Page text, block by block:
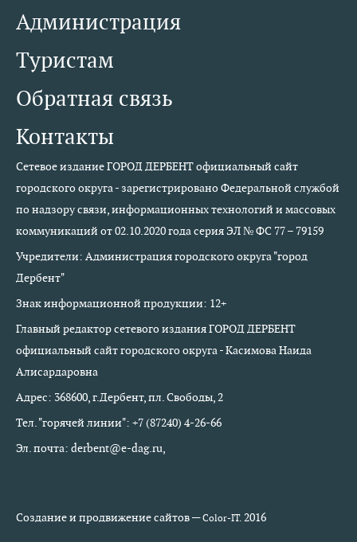
Администрация
Туристам
Обратная связь
Контакты
Сетевое издание ГОРОД ДЕРБЕНТ официальный сайт
городского округа - зарегистрировано Федеральной службой
по надзору связи, информационных технологий и массовых
коммуникаций от 02.10.2020 года серия ЭЛ № ФС 77 – 79159
Учредители: Администрация городского округа "город
Дербент"
Знак информационной продукции: 12+
Главный редактор сетевого издания ГОРОД ДЕРБЕНТ
официальный сайт городского округа - Касимова Наида
Алисардаровна
Адрес: 368600, г.Дербент, пл. Свободы, 2
Тел. "горячей линии": +7 (87240) 4-26-66
Эл. почта: derbent@e-dag.ru,
Создание и продвижение сайтов —Color-IT.2016